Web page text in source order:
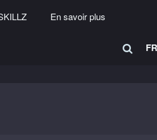
En savoir plus
FR